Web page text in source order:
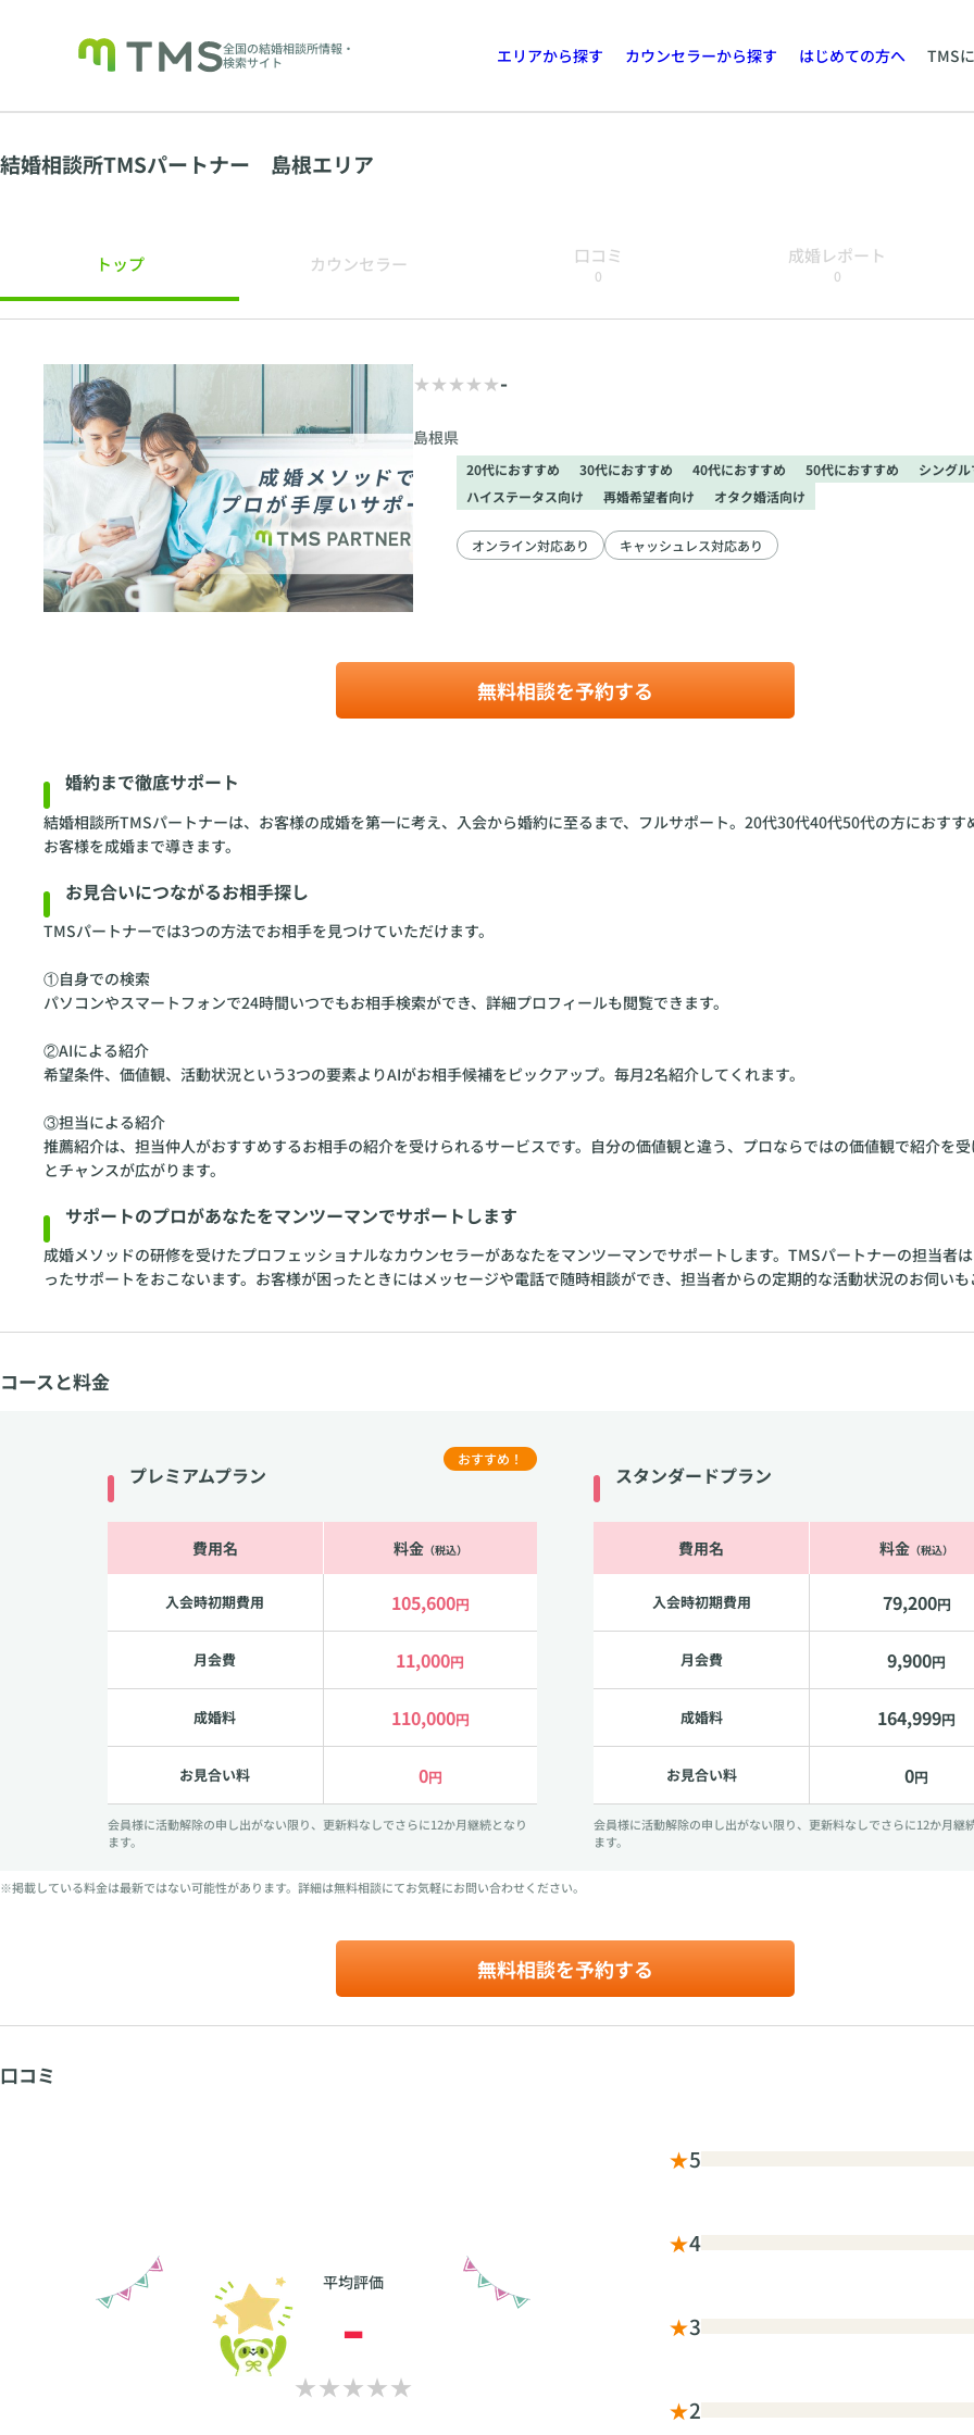
全国の結婚相談所情報・
検索サイト
エリアから探す カウンセラーから探す はじめての方へ TMS
結婚相談所TMSパートナー 島根エリア
トップ カウンセラー 口コミ
0
成婚レポート
0
-
島根県
20代におすすめ 30代におすすめ 40代におすすめ 50代におすすめ
シング
ハイステータス向け
再婚希望者向け オタク婚活向け
オンライン対応あり キャッシュレス対応あり
無料相談を予約する
婚約まで徹底サポート
結婚相談所TMSパートナーは、お客様の成婚を第一に考え、入会から婚約に至るまで、フルサポート。20代30代40代50代の方におすす
お客様を成婚まで導きます。
お見合いにつながるお相手探し
TMSパートナーでは3つの方法でお相手を見つけていただけます。
①自身での検索
パソコンやスマートフォンで24時間いつでもお相手検索ができ、詳細プロフィールも閲覧できます。
②AIによる紹介
希望条件、価値観、活動状況という3つの要素よりAIがお相手候補をピックアップ。毎月2名紹介してくれます。
③担当による紹介
推薦紹介は、担当仲人がおすすめするお相手の紹介を受けられるサービスです。自分の価値観と違う、プロならではの価値観で紹介を
とチャンスが広がります。
サポートのプロがあなたをマンツーマンでサポートします
成婚メソッドの研修を受けたプロフェッショナルなカウンセラーがあなたをマンツーマンでサポートします。TMSパートナーの担当者
ったサポートをおこないます。お客様が困ったときにはメッセージや電話で随時相談ができ、担当者からの定期的な活動状況のお伺い
コースと料金
プレミアムプラン
おすすめ！
費用名 料金（税込）
入会時初期費用 105,600円
月会費 11,000円
成婚料 110,000円
お見合い料 0円
会員様に活動解除の申し出がない限り、更新料なしでさらに12か月継続となり
ます。
スタンダードプラン
費用名 料金 （税込）
入会時初期費用 79,200円
月会費 9,900円
成婚料 164,999円
お見合い料 0円
会員様に活動解除の申し出がない限り、更新料なしでさらに12か月継
ます。
※掲載している料金は最新ではない可能性があります。詳細は無料相談にてお気軽にお問い合わせください。
無料相談を予約する
口コミ
平均評価
-
★5
★4
★3
★2